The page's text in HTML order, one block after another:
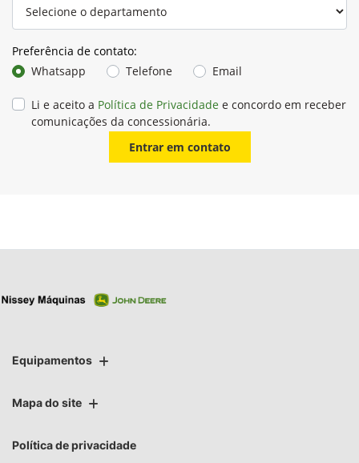
Preferência de contato:
Whatsapp
Telefone Email
Li e aceito a Política de Privacidade e concordo em receber
comunicações da concessionária.
Entrar em contato
Equipamentos
Mapa do site
Política de privacidade